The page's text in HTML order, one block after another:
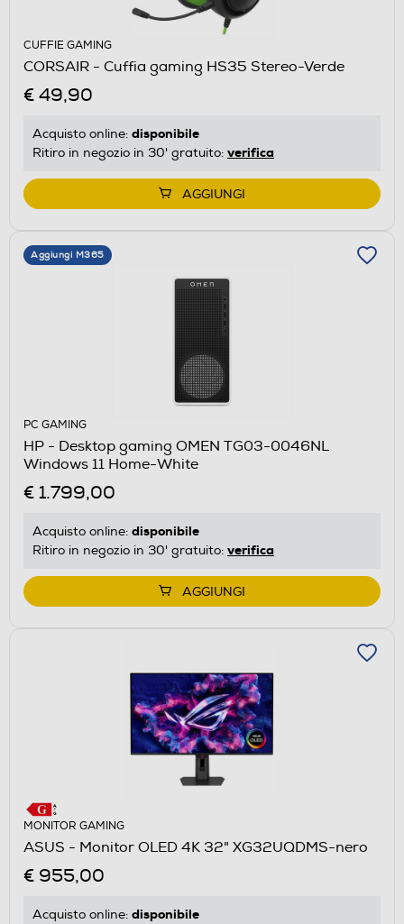
CUFFIE GAMING
CORSAIR - Cuffia gaming HS35 Stereo-Verde
€ 49,90
Acquisto online: disponibile
Ritiro in negozio in 30' gratuito: verifica
AGGIUNGI
Aggiungi M365
PC GAMING
HP - Desktop gaming OMEN TG03-0046NL
Windows 11 Home-White
€ 1.799,00
Acquisto online: disponibile
Ritiro in negozio in 30' gratuito: verifica
AGGIUNGI
MONITOR GAMING
ASUS - Monitor OLED 4K 32" XG32UQDMS-nero
€ 955,00
Acquisto online: disponibile